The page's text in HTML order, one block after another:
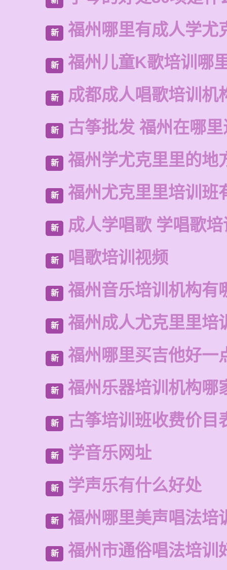
新 福州哪里有成人学尤
新 福州儿童K歌培训哪
新 成都成人唱歌培训机
新 古筝批发 福州在哪
新 福州学尤克里里的地
新 福州尤克里里培训班
新 成人学唱歌 学唱歌
新 唱歌培训视频
新 福州音乐培训机构有
新 福州成人尤克里里培
新 福州哪里买吉他好一
新 福州乐器培训机构哪
新 古筝培训班收费价目
新 学音乐网址
新 学声乐有什么好处
新 福州哪里美声唱法培
新 福州市通俗唱法培训